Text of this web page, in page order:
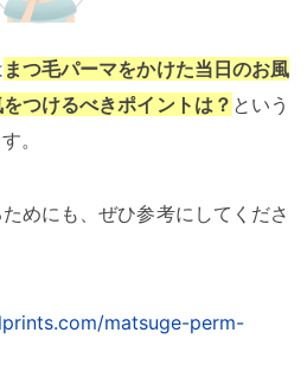
まつ毛パーマをかけた当日のお風
つけるべきポイントは？ という
。
めにも、ぜひ参考にしてくださ
matsuge-perm-